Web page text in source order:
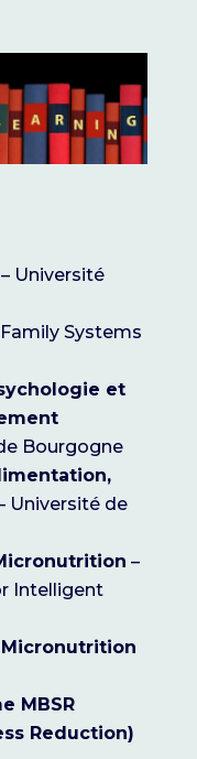
– Université
Systems
et
Bourgogne
Université de
–
Intelligent
MBSR
Reduction)